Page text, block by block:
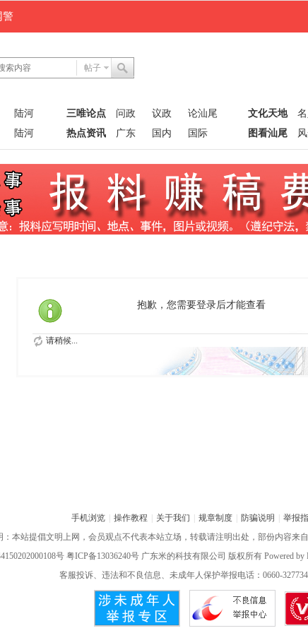
警
帖子
陆河
陆河
三唯论点 问政 议政
论汕尾
热点资讯
广东 国内 国际
文化天地
图看汕尾
抱歉，您需要登录后才能查看
请稍候...
手机浏览 操作教程 关于我们 规章制度 防骗说明 举报
：本站提倡文明上网，会员观点不代表本站立场，转载请注明出处，部份内容来
号 粤ICP备13036240号广东米的科技有限公司 版权所有 Powered by
客服投诉、违法和不良信息、未成年人保护举报电话：0660-